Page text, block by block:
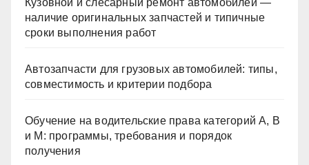
Кузовной и слесарный ремонт автомобилей —
наличие оригинальных запчастей и типичные
сроки выполнения работ
Автозапчасти для грузовых автомобилей: типы,
совместимость и критерии подбора
Обучение на водительские права категорий A, B
и M: программы, требования и порядок
получения